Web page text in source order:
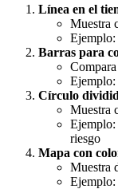
Línea en el
Muestra
Ejemplo:
Barras para
Ejemplo:
Círculo
Muestra
Ejemplo:
riesgo
Mapa con
Muestra
Ejemplo: